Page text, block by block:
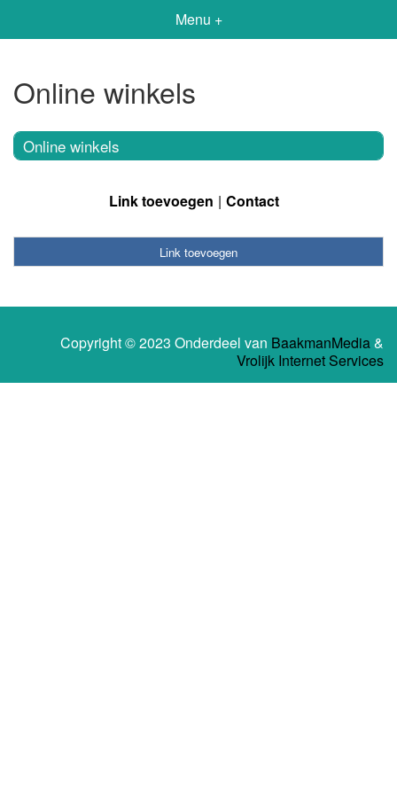
Menu +
Online winkels
Online winkels
Link toevoegen Contact
Link toevoegen
Copyright © 2023 Onderdeel van BaakmanMedia&
Vrolijk Internet Services